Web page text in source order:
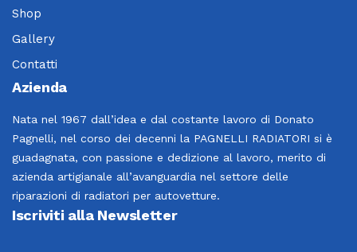
Shop
Gallery
Contatti
Azienda
Nata nel 1967 dall’idea e dal costante lavoro di Donato
Pagnelli, nel corso dei decenni la PAGNELLI RADIATORI si è
guadagnata, con passione e dedizione al lavoro, merito di
azienda artigianale all’avanguardia nel settore delle
riparazioni di radiatori per autovetture.
Iscriviti alla Newsletter